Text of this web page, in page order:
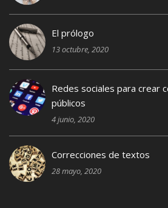
El prólogo
13 octubre, 2020
Redes sociales para crear
públicos
4 junio, 2020
Correcciones de textos
28 mayo, 2020